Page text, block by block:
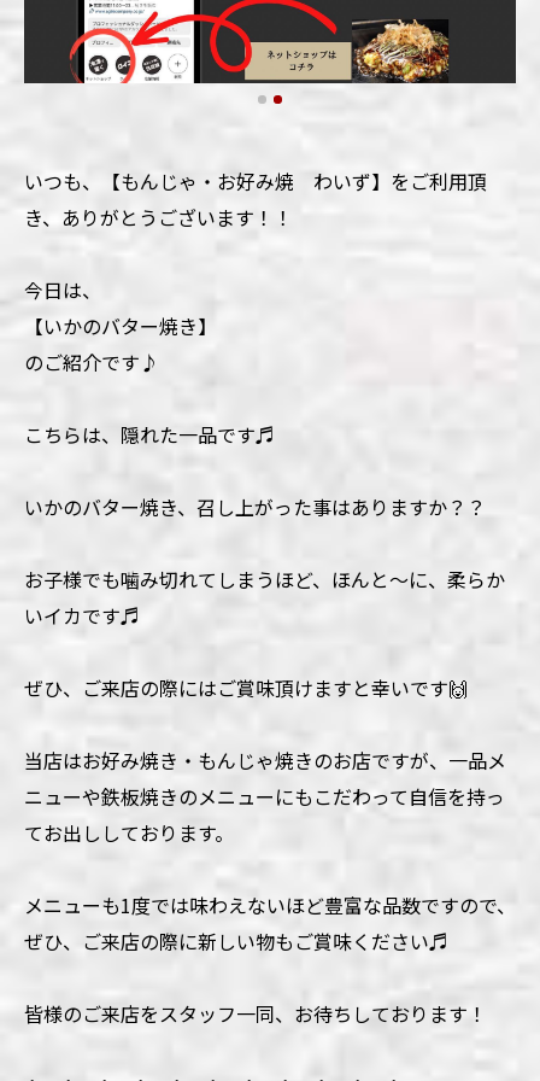
いつも、【もんじゃ・お好み焼 わいず】をご利用頂
き、ありがとうございます！！
今日は、
【いかのバター焼き】
のご紹介です♪
こちらは、隠れた一品です♬
いかのバター焼き、召し上がった事はありますか？？
お子様でも噛み切れてしまうほど、ほんと〜に、柔らか
いイカです♬
ぜひ、ご来店の際にはご賞味頂けますと幸いです🙌
当店はお好み焼き・もんじゃ焼きのお店ですが、一品メ
ニューや鉄板焼きのメニューにもこだわって自信を持っ
てお出ししております。
メニューも1度では味わえないほど豊富な品数ですので、
ぜひ、ご来店の際に新しい物もご賞味ください♬
皆様のご来店をスタッフ一同、お待ちしております！